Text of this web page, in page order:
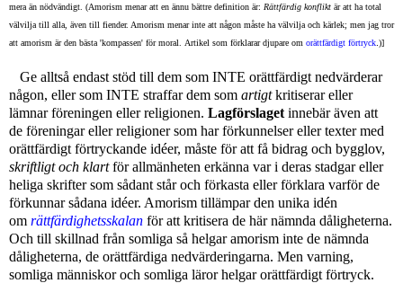
mera än nödvändigt. (Amorism menar att en ännu bättre definition är: Rättfärdig konflikt är att ha total
välvilja till alla, även till fiender. Amorism menar inte att någon måste ha välvilja och kärlek; men jag tror
att amorism är den bästa 'kompassen' för moral. Artikel som förklarar djupare om orättfärdigt förtryck )]
Ge alltså endast stöd till dem som INTE orättfärdigt nedvärderar
någon, eller som INTE straffar dem som artigtkritiserar eller
lämnar föreningen eller religionen. Lagförslaget innebär även att
de föreningar eller religioner som har förkunnelser eller texter med
orättfärdigt förtryckande idéer, måste för att få bidrag och bygglov,
skriftligt och klart för allmänheten erkänna var i deras stadgar eller
heliga skrifter som sådant står och förkasta eller förklara varför de
förkunnar sådana idéer. Amorism tillämpar den unika idén
om rättfärdighetsskalan för att kritisera de här nämnda dåligheterna.
Och till skillnad från somliga så helgar amorism inte de nämnda
dåligheterna, de orättfärdiga nedvärderingarna. Men varning,
somliga människor och somliga läror helgar orättfärdigt förtryck.